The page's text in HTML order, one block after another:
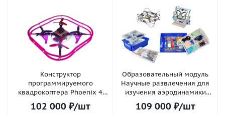
Конструктор
программируемого
квадрокоптера Phoenix 4
Standart беcпаячная
комплектация
102 000 ₽/шт
Образовательный модуль
Научные развлечения для
изучения аэродинамики
полета Квадрокоптер
Расширенный
109 000 ₽/шт